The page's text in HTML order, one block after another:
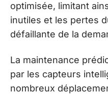
optimisée, limitant
inutiles et les pertes
défaillante de la
La maintenance
par les capteurs
nombreux